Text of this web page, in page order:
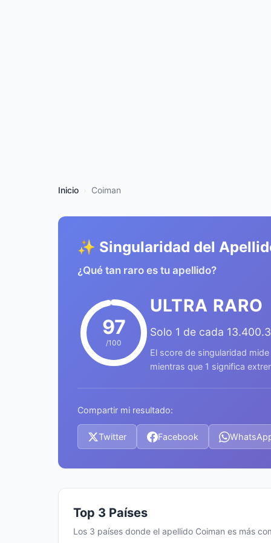
Inicio Coiman
✨ Singularidad del
¿Qué tan raro es tu apellido?
97
/100
ULTRA RARO
Solo 1 de cada
El score de singularidad
mientras que 1 significa
Compartir mi resultado:
Twitter Facebook
Top 3 Países
Los 3 países donde el apellido Coiman es más